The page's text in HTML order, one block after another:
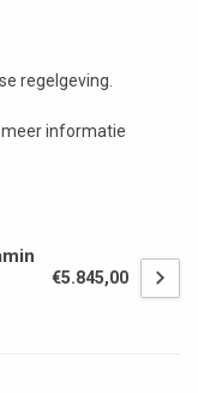
regelgeving.
informatie
€5.845,00